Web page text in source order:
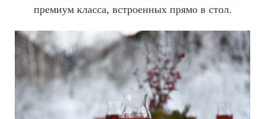
премиум класса, встроенных прямо в стол.